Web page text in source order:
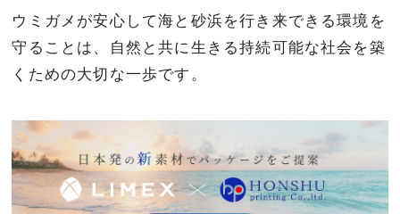
ウミガメが安心して海と砂浜を行き来できる環境を
守ることは、自然と共に生きる持続可能な社会を築
くための大切な一歩です。